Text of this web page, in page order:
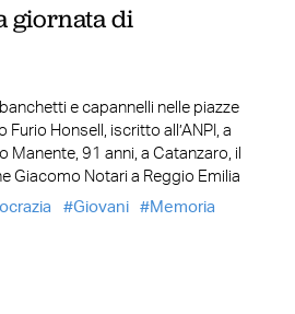
giornata di
e capannelli nelle piazze
Honsell, iscritto all’ANPI, a
Manente, 91 anni, a Catanzaro, il
Giacomo Notari a Reggio Emilia
Giovani
Memoria